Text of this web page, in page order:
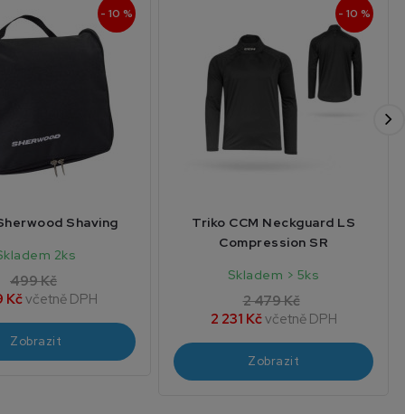
- 10 %
Shaving
2ks
499 Kč
Kčvčetně DPH
Zobrazit
- 10 %
Triko CCM Neckguard LS
Compression SR
Skladem > 5ks
2 479 Kč
2 231 Kčvčetně DPH
Zobrazit